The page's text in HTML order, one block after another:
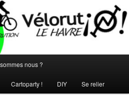
nous ?
Cartoparty ! DIY Se relier